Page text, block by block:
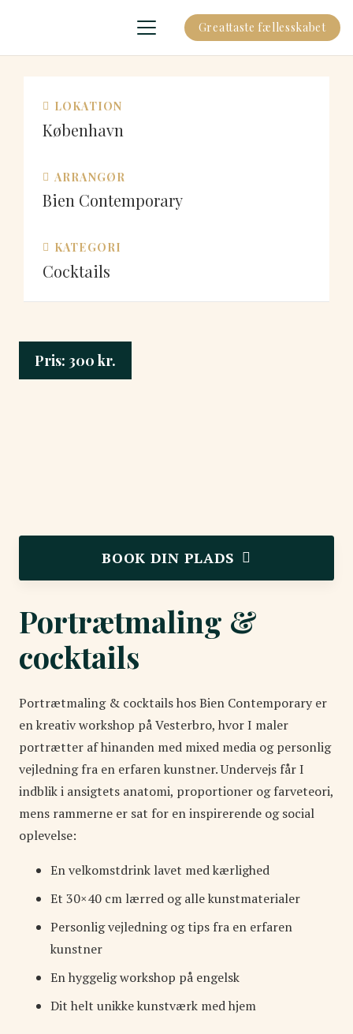
Greattaste fællesskabet
LOKATION
København
ARRANGØR
Bien Contemporary
KATEGORI
Cocktails
Pris: 300 kr.
BOOK DIN PLADS
Portrætmaling &
cocktails
Portrætmaling & cocktails hos Bien Contemporary er
en kreativ workshop på Vesterbro, hvor I maler
portrætter af hinanden med mixed media og personlig
vejledning fra en erfaren kunstner. Undervejs får I
indblik i ansigtets anatomi, proportioner og farveteori,
mens rammerne er sat for en inspirerende og social
oplevelse:
En velkomstdrink lavet med kærlighed
Et 30×40 cm lærred og alle kunstmaterialer
Personlig vejledning og tips fra en erfaren
kunstner
En hyggelig workshop på engelsk
Dit helt unikke kunstværk med hjem